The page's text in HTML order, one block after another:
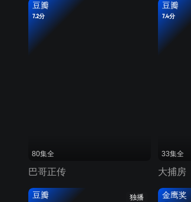
豆瓣
7.2分
80集全
巴哥正传
豆瓣
7.4分
33集全
大捕房
独播
豆瓣 金鹰奖